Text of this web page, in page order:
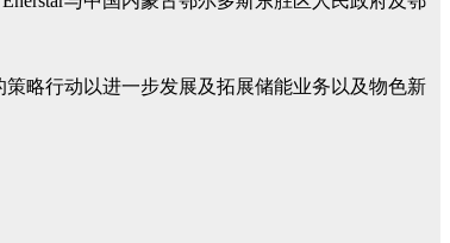
略行动以进一步发展及拓展储能业务以及物色新